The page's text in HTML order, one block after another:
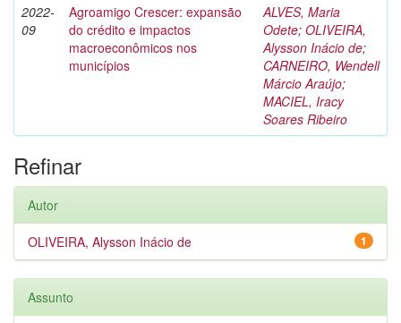
2022-
09
Agroamigo Crescer: expansão
do crédito e impactos
macroeconômicos nos
municípios
ALVES, Maria
Odete; OLIVEIRA,
Alysson Inácio de;
CARNEIRO, Wendell
Márcio Araújo;
MACIEL, Iracy
Soares Ribeiro
Refinar
Autor
1
OLIVEIRA, Alysson Inácio de
Assunto